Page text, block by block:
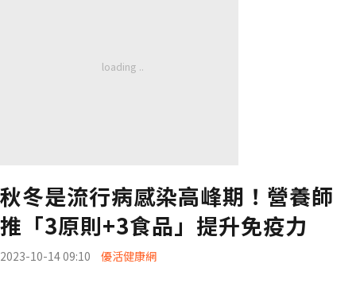
秋冬是流行病感染高峰期！營養師
推「3原則+3食品」提升免疫力
2023-10-14 09:10 優活健康網